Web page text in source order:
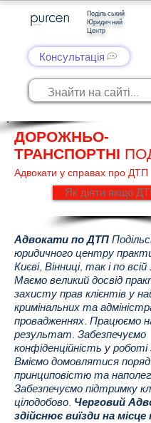
Подільський
Юридичний
Центр
Консультація
ДОРОЖНЬО-
ТРАНСПОРТНІ
Адвокати у справах про ДТП
Як діяти якщо
Адвокати по ДТП
юридичного центру
Києві, Вінниці, так і по всій
Маємо великий досвід
захисту прав клієнтів у
кримінальних та
провадженнях. Працюємо
результат. Забезпечуємо
конфіденційність у
Вміємо домовлятися поряд
принциповістю та
Забезпечуємо підтримку
цілодобово. Черговий
здійснює виїзди на місце